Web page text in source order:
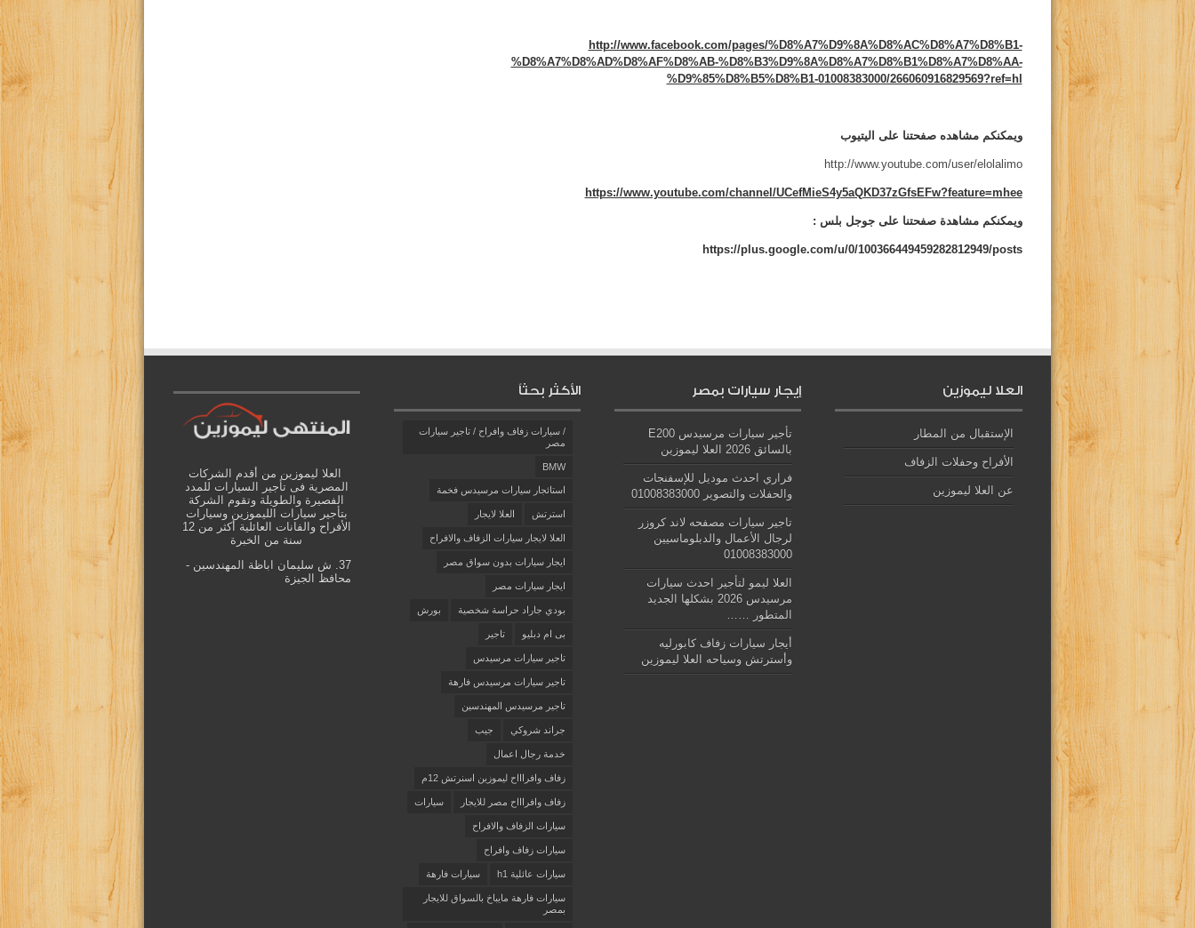
http://www.facebook.com/pages/%D8%A7%D9%8A%D8%AC%D8%A7%D8%B1-
%D8%A7%D8%AD%D8%AF%D8%AB-%D8%B3%D9%8A%D8%A7%D8%B1%D8%A7%D8%AA-
%D9%85%D8%B5%D8%B1-01008383000/266060916829569?ref=hl
ويمكنكم مشاهده صفحتنا على اليتيوب
http://www.youtube.com/user/elolalimo
https://www.youtube.com/channel/UCefMieS4y5aQKD37zGfsEFw?feature=mhee
ويمكنكم مشاهدة صفحتنا على جوجل بلس :
https://plus.google.com/u/0/100366449459282812949/posts
العلا ليموزين
الإستقبال من المطار
الأفراح وحفلات الزفاف
عن العلا ليموزين
إيجار سيارات بمصر
تأجير سيارات مرسيدس E200
بالسائق 2026 العلا ليموزين
فراري احدث موديل للإسفنجات
والحفلات والتصوير 01008383000
تاجير سيارات مصفحه لاند كروزر
لرجال الأعمال والدبلوماسيين
01008383000
العلا ليمو لتأجير احدث سيارات
مرسيدس 2026 بشكلها الجديد
المتطور ……
أيجار سيارات زفاف كابورليه
وأسترتش وسياحه العلا ليموزين
الأكثر بحثاً
/ سيارات زفاف وافراح / تاجير سيارات
مصر
BMW
استائجار سيارات مرسيدس فخمة
استرتش العلا لايجار
العلا لايجار سيارات الزفاف والافراح
ايجار سيارات بدون سواق مصر
ايجار سيارات مصر
بودي جاراد حراسة شخصية بورش
بى ام دبليو تاجير
تاجير سيارات مرسيدس
تاجير سيارات مرسيدس فارهة
تاجير مرسيدس المهندسين
جراند شروكي جيب
خدمة رجال اعمال
زفاف وافراااح ليموزين اسنرتش 12م
زفاف وافراااح مصر للايجار سيارات
سيارات الزفاف والافراح
سيارات زفاف وافراح
سيارات عائلية h1 سيارات فارهة
سيارات فارهة مايباخ بالسواق للايجار
بمصر
العلا ليموزين من أقدم الشركات
المصرية فى تأجير السيارات للمدد
الفصيرة والطويلة وتقوم الشركة
بتأجير سيارات الليموزين وسيارات
الأفراح والفانات العائلية أكثر من 12
سنة من الخبرة
37. ش سليمان اباظة المهندسين -
محافظ الجيزة